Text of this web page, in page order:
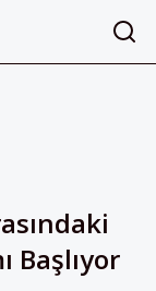
Başlıyor